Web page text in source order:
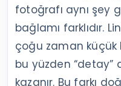
fotoğrafı aynı şey
bağlamı farklıdır.
çoğu zaman
bu yüzden “detay”
kazanır. Bu farkı